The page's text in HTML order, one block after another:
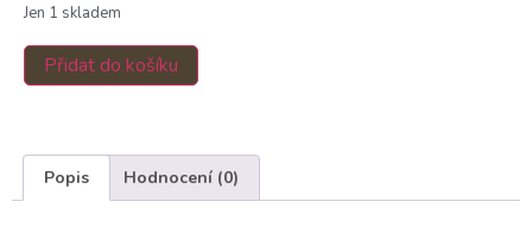
Jen 1 skladem
Přidat do košíku
Popis Hodnocení (0)